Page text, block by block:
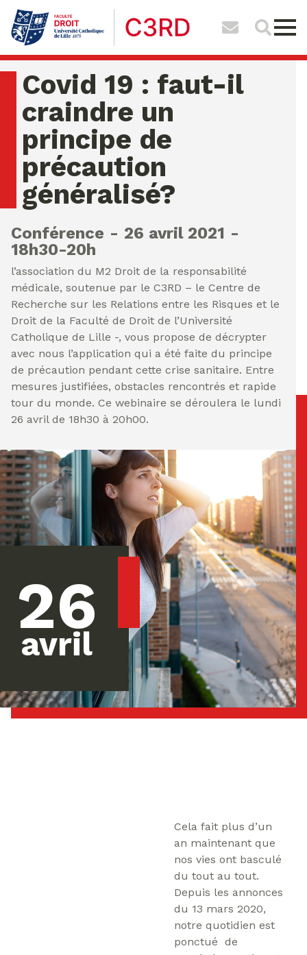
Covid 19 : faut-il
craindre un
principe de
précaution
généralisé?
Conférence
26 avril 2021
18h30-20h
l’association du M2 Droit de la responsabilité
médicale, soutenue par le C3RD – le Centre de
Recherche sur les Relations entre les Risques et le
Droit de la Faculté de Droit de l’Université
Catholique de Lille -, vous propose de décrypter
avec nous l’application qui a été faite du principe
de précaution pendant cette crise sanitaire. Entre
mesures justifiées, obstacles rencontrés et rapide
tour du monde. Ce webinaire se déroulera le lundi
26 avril de 18h30 à 20h00.
26
avril
Cela fait plus d’un
an maintenant que
nos vies ont basculé
du tout au tout.
Depuis les annonces
du 13 mars 2020,
notre quotidien est
ponctué de